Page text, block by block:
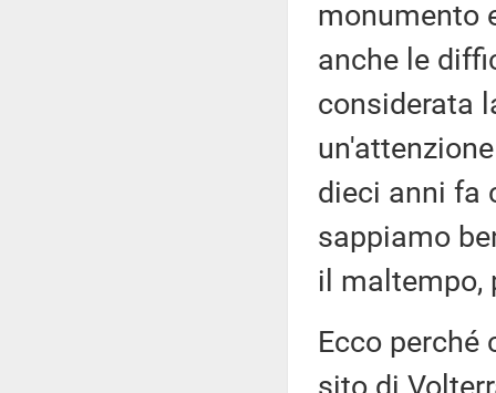
monumento
anche le
considerata
dieci anni fa
sappiamo
il maltempo,
Ecco